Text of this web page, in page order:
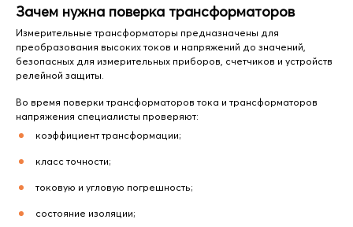
Зачем нужна поверка трансформаторов
Измерительные трансформаторы предназначены для
преобразования высоких токов и напряжений до значений,
безопасных для измерительных приборов, счетчиков и устройств
релейной защиты.
Во время поверки трансформаторов тока и трансформаторов
напряжения специалисты проверяют:
коэффициент трансформации;
класс точности;
токовую и угловую погрешность;
состояние изоляции;